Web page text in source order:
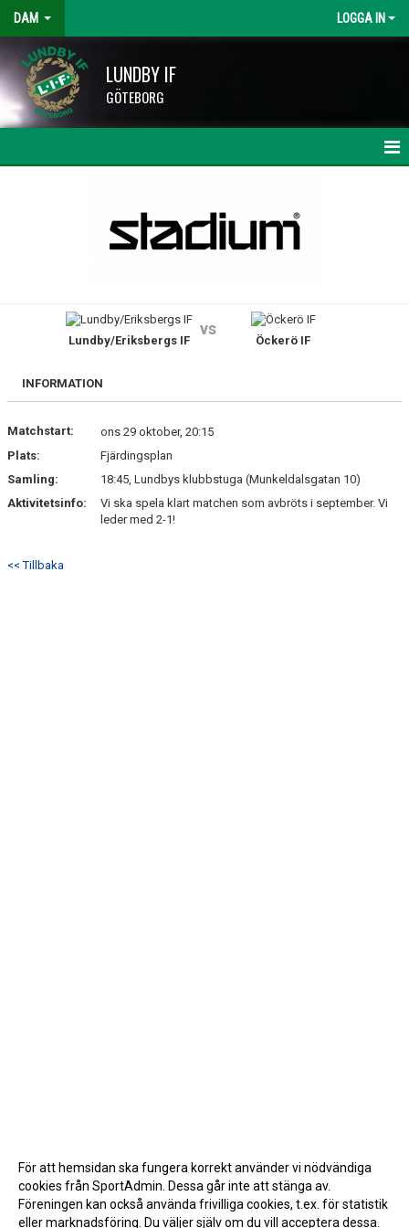
DAM LOGGA IN
LUNDBY IF
GÖTEBORG
BILDGALLERI
DOKUMENT
Lundby/Eriksbergs IF
vs
Öckerö IF
INFORMATION
Matchstart:
ons 29 oktober, 20:15
Plats:
Fjärdingsplan
Samling:
18:45, Lundbys klubbstuga (Munkeldalsgatan 10)
Aktivitetsinfo:
Vi ska spela klart matchen som avbröts i september. Vi
leder med 2-1!
<< Tillbaka
För att hemsidan ska fungera korrekt använder vi nödvändiga
cookies från SportAdmin. Dessa går inte att stänga av.
Föreningen kan också använda frivilliga cookies, t.ex. för statistik
eller marknadsföring. Du väljer själv om du vill acceptera dessa.